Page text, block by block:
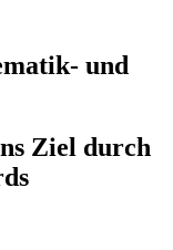
und
Ziel durch